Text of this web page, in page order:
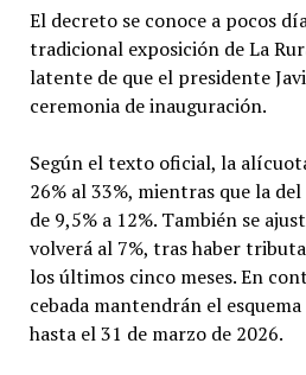
El decreto se conoce a pocos
tradicional exposición de La
latente de que el presidente
ceremonia de inauguración.
Según el texto oficial, la
26% al 33%, mientras que la
de 9,5% a 12%. También se
volverá al 7%, tras haber
los últimos cinco meses. En
cebada mantendrán el
hasta el 31 de marzo de 2026.